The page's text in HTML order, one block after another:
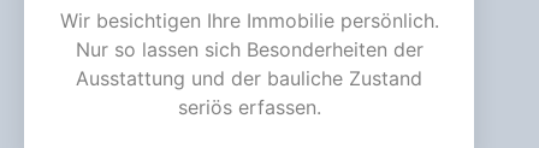
Wir besichtigen Ihre Immobilie persönlich.
Nur so lassen sich Besonderheiten der
Ausstattung und der bauliche Zustand
seriös erfassen.